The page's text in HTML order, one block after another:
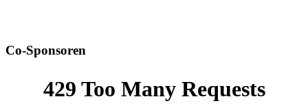
Co-Sponsoren